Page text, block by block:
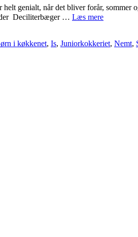
genialt, når det bliver forår,
Deciliterbæger … Læs mere
i køkkenet, Is, Juniorkokkeriet, Nemt,